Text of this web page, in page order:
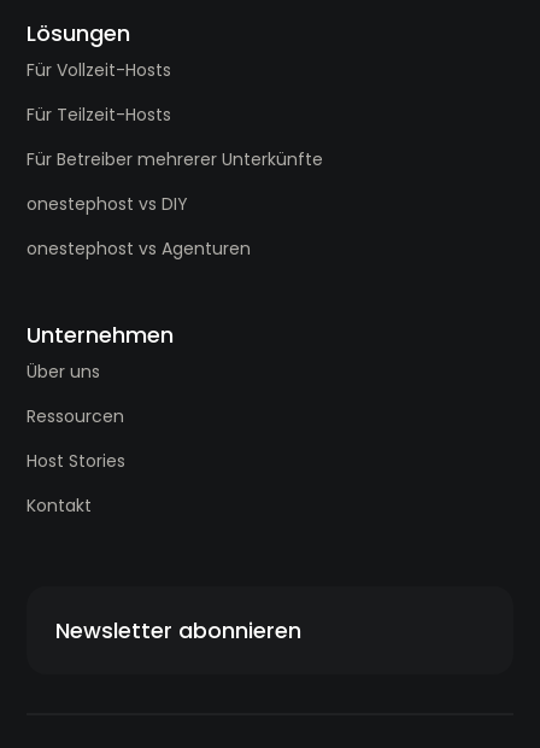
Lösungen
Für Vollzeit-Hosts
Für Teilzeit-Hosts
Für Betreiber mehrerer Unterkünfte
onestephost vs DIY
onestephost vs Agenturen
Unternehmen
Über uns
Ressourcen
Host Stories
Kontakt
Newsletter abonnieren